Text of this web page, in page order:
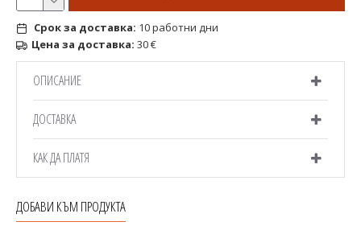
Срок за доставка: 10 работни дни
Цена за доставка: 30 €
ДОБАВИ КЪМ ПРОДУКТА
ОПИСАНИЕ
ДОСТАВКА
КАК ДА ПЛАТЯ